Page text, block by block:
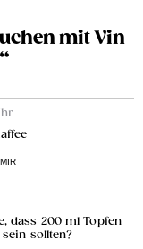
mit Vin
dass 200 ml Topfen
sollten?